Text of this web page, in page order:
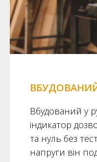
Вбудований у
індикатор
та нуль без
напруги він